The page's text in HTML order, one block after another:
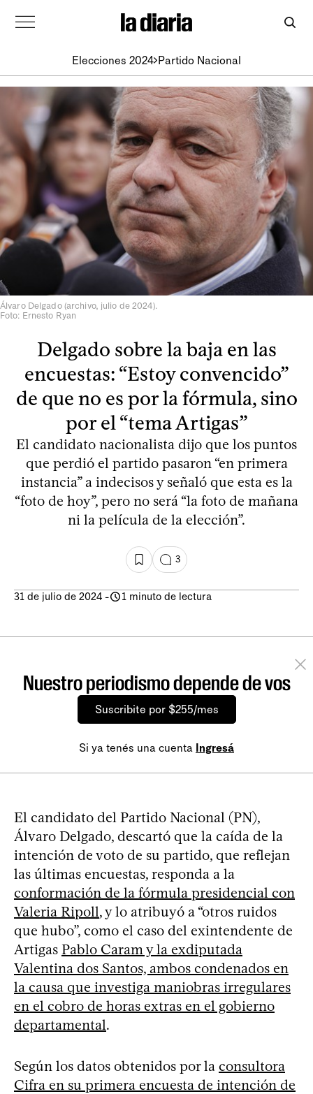
Elecciones 2024 Partido Nacional
Álvaro Delgado (archivo, julio de 2024).
Foto: Ernesto Ryan
Delgado sobre la baja en las
encuestas: “Estoy convencido”
de que no es por la fórmula, sino
por el “tema Artigas”
El candidato nacionalista dijo que los puntos
que perdió el partido pasaron “en primera
instancia” a indecisos y señaló que esta es la
“foto de hoy”, pero no será “la foto de mañana
ni la película de la elección”.
3
31 de julio de 2024 - 1 minuto de lectura
Nuestro periodismo depende de vos
Suscribite por $255/mes
Si ya tenés una cuenta Ingresá
El candidato del Partido Nacional (PN),
Álvaro Delgado, descartó que la caída de la
intención de voto de su partido, que reflejan
las últimas encuestas, responda a la
conformación de la fórmula presidencial con
Valeria Ripoll, y lo atribuyó a “otros ruidos
que hubo”, como el caso del exintendente de
Artigas Pablo Caram y la exdiputada
Valentina dos Santos, ambos condenados en
la causa que investiga maniobras irregulares
en el cobro de horas extras en el gobierno
departamental.
Según los datos obtenidos por la consultora
Cifra en su primera encuesta de intención de